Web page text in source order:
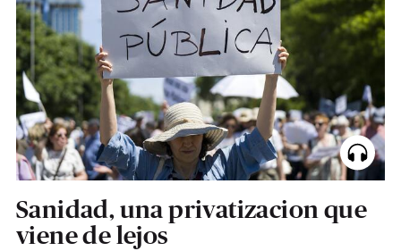
Sanidad, una privatizacion que
viene de lejos